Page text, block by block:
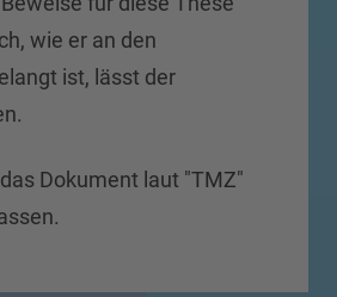
wie er an den
ist, lässt der
Dokument laut "TMZ"